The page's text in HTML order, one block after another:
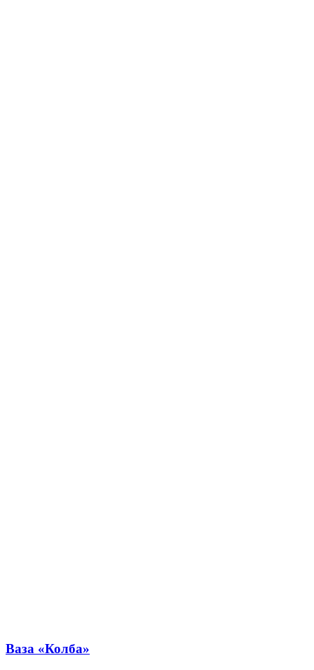
Ваза «Колба»